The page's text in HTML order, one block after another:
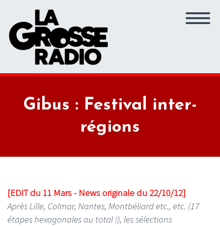
Gibus : Festival inter-
régions
[EDIT du 11 Mars - News originale du 22/10/12]
Après Lille, Colmar, Nantes, Montbéliard etc., etc. (17
étapes hexagonales au total !), les sélections